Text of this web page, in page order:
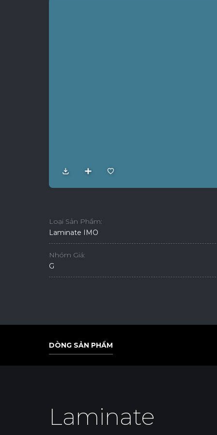
Loại Sản Phẩm:
Laminate IMO
Nhóm Giá:
G
DÒNG SẢN PHẨM
Laminate